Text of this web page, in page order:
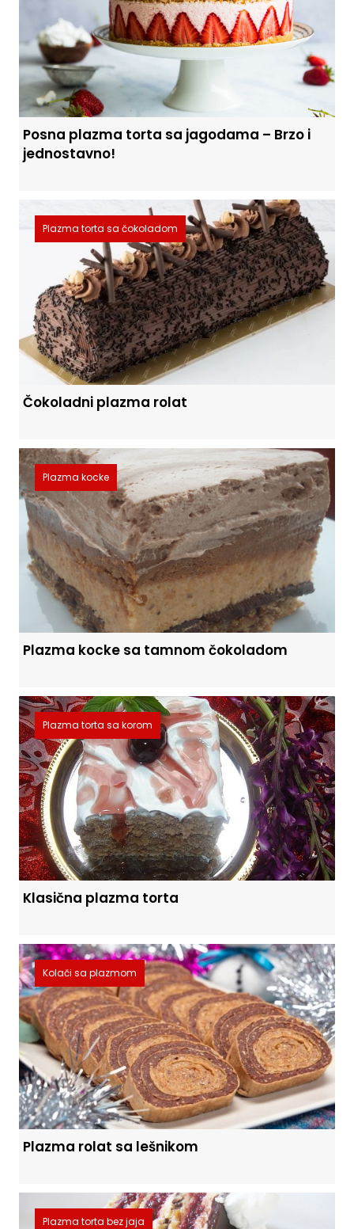
Posna plazma torta sa jagodama – Brzo i
jednostavno!
Plazma torta sa čokoladom
Čokoladni plazma rolat
Plazma kocke
Plazma kocke sa tamnom čokoladom
Plazma torta sa korom
Klasična plazma torta
Kolači sa plazmom
Plazma rolat sa lešnikom
Plazma torta bez jaja